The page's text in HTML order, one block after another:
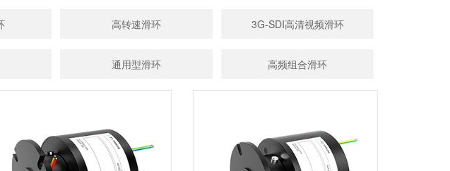
高转速滑环 3G-SDI高清视频滑环
通用型滑环 高频组合滑环